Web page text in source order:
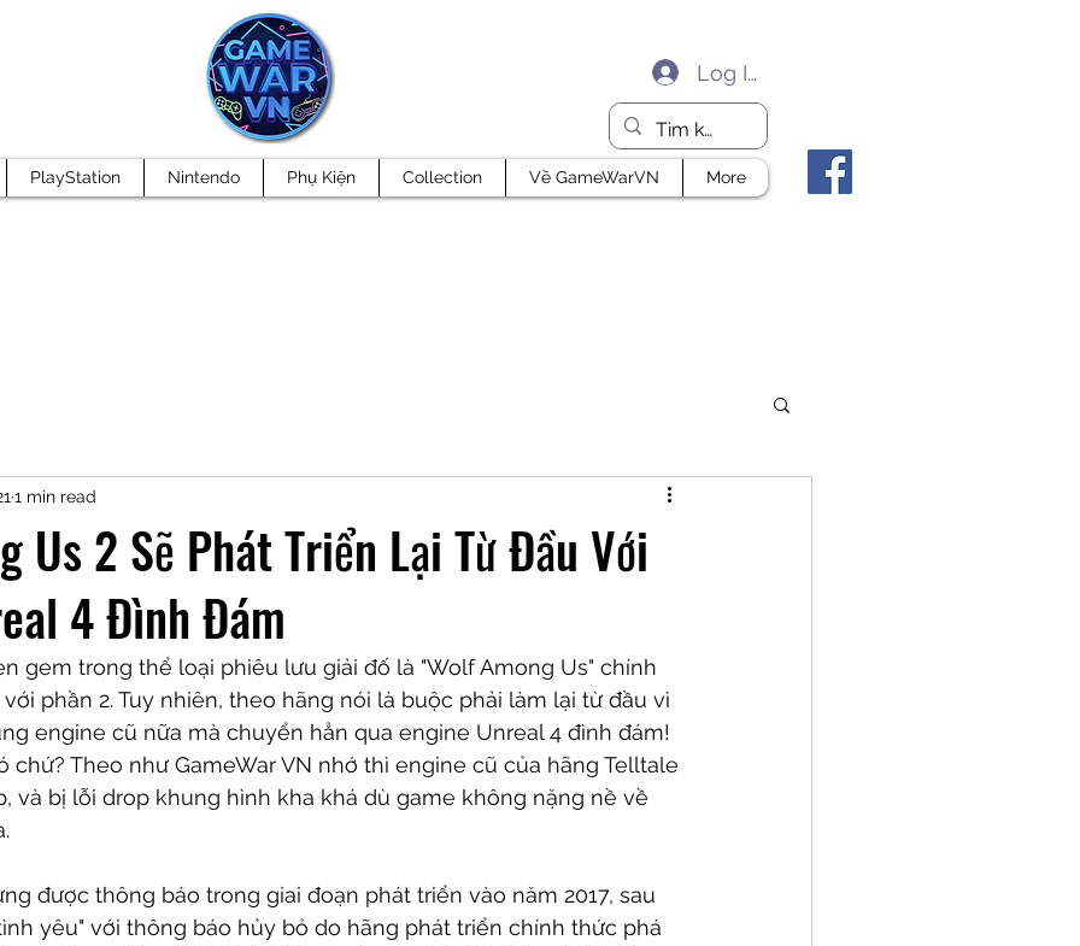
Log In
PlayStation Nintendo Phụ Kiện Collection Về GameWarVN More
Us 2 Sẽ Phát Triển Lại Từ Đầu Với
4 Đình Đám
1 min read
gem trong thể loại phiêu lưu giải đố là "Wolf Among Us" chính
phần 2. Tuy nhiên, theo hãng nói là buộc phải làm lại từ đầu vì
engine cũ nữa mà chuyển hẳn qua engine Unreal 4 đình đám!
chứ? Theo như GameWar VN nhớ thì engine cũ của hãng Telltale
và bị lỗi drop khung hình kha khá dù game không nặng nề về
được thông báo trong giai đoạn phát triển vào năm 2017, sau
yêu" với thông báo hủy bỏ do hãng phát triển chính thức phá